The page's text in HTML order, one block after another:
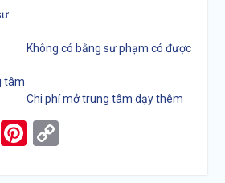
Không có bằng sư phạm có được
Chi phí mở trung tâm dạy thêm
Pinterest
Copy